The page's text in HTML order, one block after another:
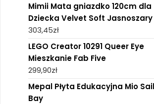
Mimii Mata gniazdko 120cm dla
Dziecka Velvet Soft Jasnoszary
303,45zł
LEGO Creator 10291 Queer Eye
Mieszkanie Fab Five
299,90zł
Mepal Płyta Edukacyjna Mio
Bay